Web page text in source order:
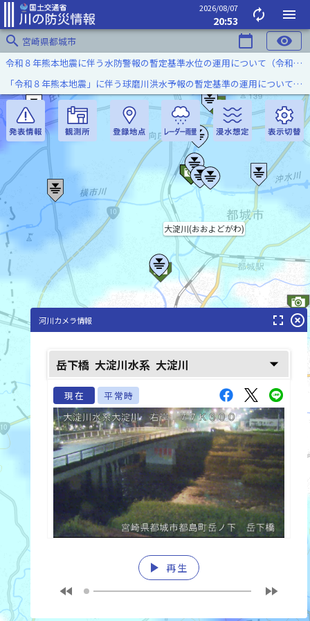
2026/08/07
20:53 autorenew
menu
search 宮崎県都城市 calendar_today visibility
大淀川(おおよどがわ)
令和８年熊本地震に伴う水防警報の暫定基準水位の運用について（令和８年８月７日）
「令和８年熊本地震」に伴う球磨川洪水予報の暫定基準の運用について（令和８年８月５日）
河川カメラ情報 fullscreen highlight_off
岳下橋 大淀川水系 大淀川 arrow_drop_down
現在 平常時
play_arrow 再生
fast_rewind fast_forward